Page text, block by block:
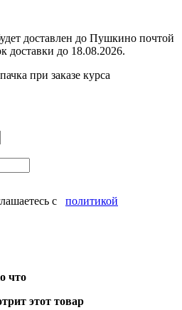
доставлен до Пушкино почтой
доставки до 18.08.2026.
при заказе курса
с политикой
что
этот товар